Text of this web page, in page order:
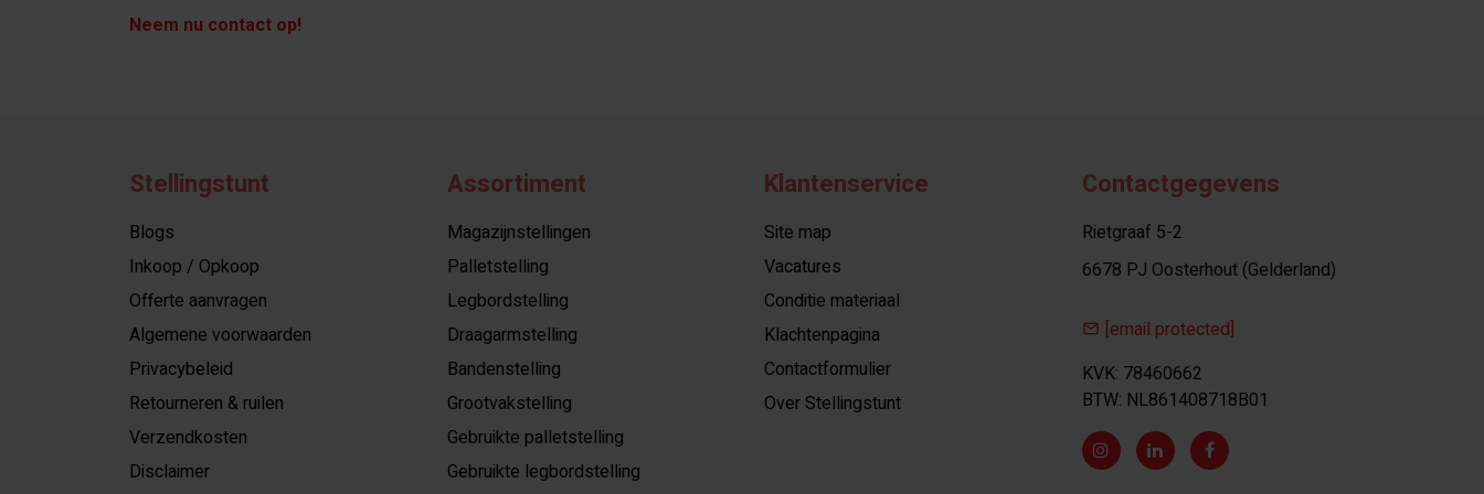
Neem nu contact op!
Stellingstunt
Blogs
Inkoop / Opkoop
Offerte aanvragen
Algemene voorwaarden
Privacybeleid
Retourneren & ruilen
Verzendkosten
Disclaimer
Assortiment
Magazijnstellingen
Palletstelling
Legbordstelling
Draagarmstelling
Bandenstelling
Grootvakstelling
Gebruikte palletstelling
Gebruikte legbordstelling
Klantenservice
Site map
Vacatures
Conditie materiaal
Klachtenpagina
Contactformulier
Over Stellingstunt
Contactgegevens
Rietgraaf 5-2
6678 PJ Oosterhout (Gelderland)
[email protected]
KVK: 78460662
BTW: NL861408718B01